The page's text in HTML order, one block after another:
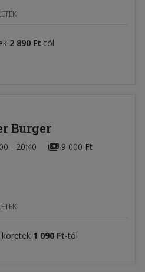
2 890 Ft-tól
Burger
- 20:40 9 000 Ft
1 090 Ft-tól